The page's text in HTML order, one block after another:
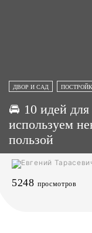
ДВОР И САД
🚘 10 идей
используем
пользой
5248 просмотров